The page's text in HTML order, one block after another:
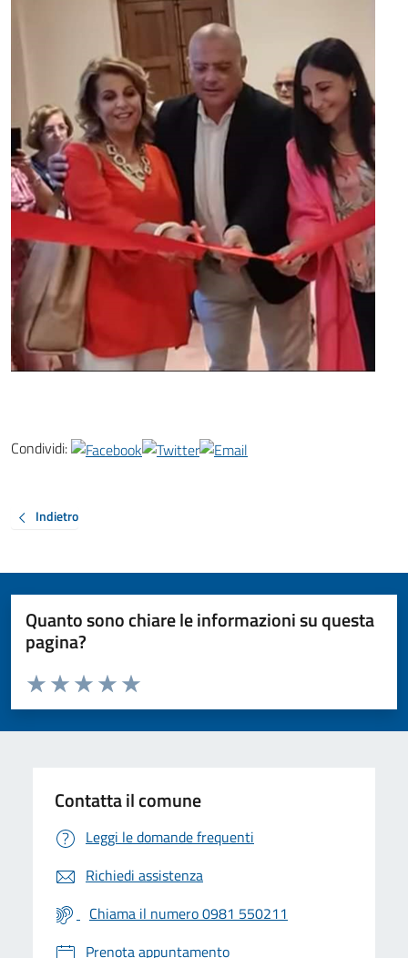
Condividi:
Indietro
Quanto sono chiare le informazioni su questa
pagina?
Valuta da 1 a 5 stelle la pagina
Valuta 5 stelle su 5
Valuta 4 stelle su 5
Valuta 3 stelle su 5
Valuta 2 stelle su 5
Valuta 1 stelle su 5
Contatta il comune
Leggi le domande frequenti
Richiedi assistenza
Chiama il numero 0981 550211
Prenota appuntamento